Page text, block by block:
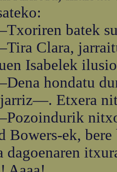
batek
Clara,
Isabelek
hondatu dun
Etxera
nitxok
Bowers-ek,
dagoenaren